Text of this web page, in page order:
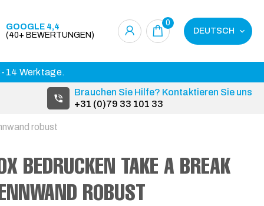
GOOGLE 4,4
(40+ BEWERTUNGEN)
0
DEUTSCH
14 Werktage.
Brauchen Sie Hilfe? Kontaktieren Sie uns
+31 (0)79 33 101 33
robust
BEDRUCKEN TAKE A BREAK
ROBUST